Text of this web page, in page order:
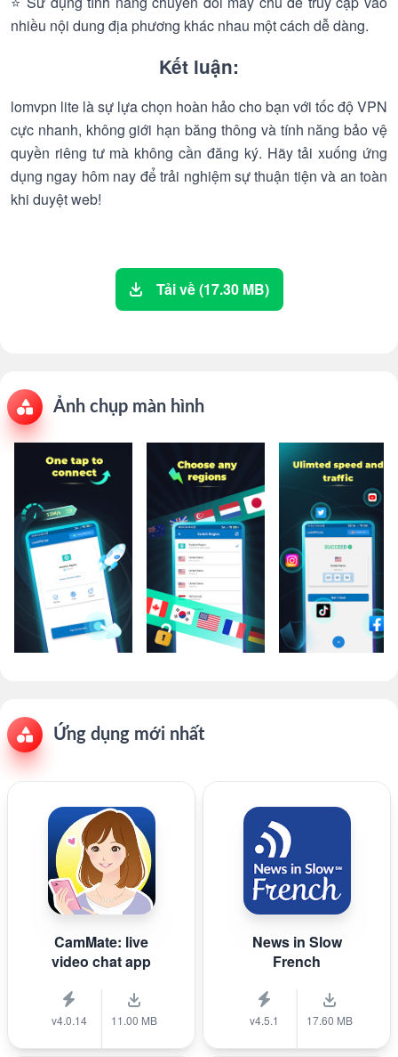
nhiều nội dung địa phương khác nhau một cách dễ dàng.
Kết luận:
lomvpn lite là sự lựa chọn hoàn hảo cho bạn với tốc độ VPN
cực nhanh, không giới hạn băng thông và tính năng bảo vệ
quyền riêng tư mà không cần đăng ký. Hãy tải xuống ứng
dụng ngay hôm nay để trải nghiệm sự thuận tiện và an toàn
khi duyệt web!
Tải về (17.30 MB)
Ảnh chụp màn hình
Ứng dụng mới nhất
CamMate: live
video chat app
v4.0.14 11.00 MB
News in Slow
French
v4.5.1 17.60 MB